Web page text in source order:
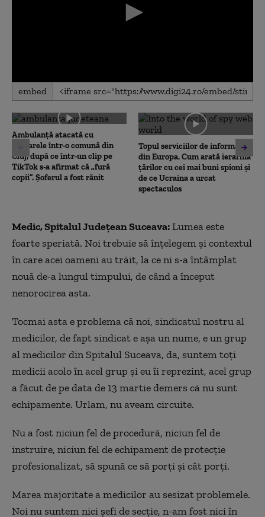
0
seconds
0
seconds
embed
Ambulanţă atacată cu
topoarele într-o comună din
Cluj, după ce într-un clip pe
TikTok s-a afirmat că „fură
copii”. Șoferul a fost rănit
Topul serviciilor de informații
din Europa. Cum arată ierarhia
țărilor cu cei mai buni spioni și
de ce Ucraina a urcat
spectaculos
Medic, Spitalul Județean Suceava:Lumea este
foarte speriată. Noi trebuie să înţelegem şi contextul
în care acei oameni au trăit, la ce ni s-a întâmplat
nouă de-a lungul timpului, de când a început
nenorocirea asta.
Tocmai asta e problema că noi, sindicatul nostru al
medicilor, de fapt sindicat e aşa un nume, e un grup
al medicilor din Spitalul Suceava, da, suntem toţi
medicii acolo în acel grup şi eu îi reprezint, acel grup
a făcut de pe data de 13 martie demers că nu sunt
echipamente. Urlam, nu aveam circuite.
Nu a fost niciun fel de procedură, niciun fel de
instruire, niciun fel de echipament de protecţie
profesionalizat, să spună ce să porţi şi cât porţi.
Marea majoritate a medicilor au sesizat problemele.
Noi nu suntem nici şefi de secţie, n-am fost nici în